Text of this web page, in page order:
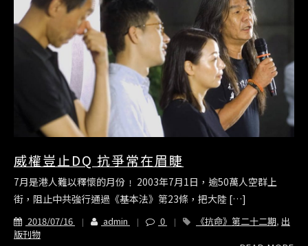
威權豈止DQ 抗爭常在眉睫
7月是港人難以釋懷的月份﹗ 2003年7月1日，逾50萬人空群上
街，阻止中共強行通過《基本法》第23條，把大陸 […]
2018/07/16 admin 0 《抗命》第二十二期, 出
版刊物